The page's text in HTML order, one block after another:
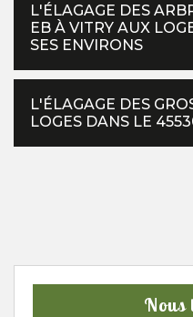
L'ÉLAGAGE DES
EB À VITRY AUX
SES ENVIRONS
L'ÉLAGAGE DES
LOGES DANS LE
Nous